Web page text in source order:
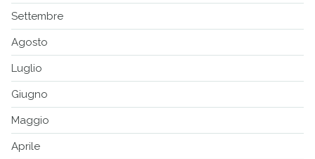
Settembre
Agosto
Luglio
Giugno
Maggio
Aprile